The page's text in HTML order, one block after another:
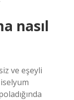
nasıl
ve eşeyli